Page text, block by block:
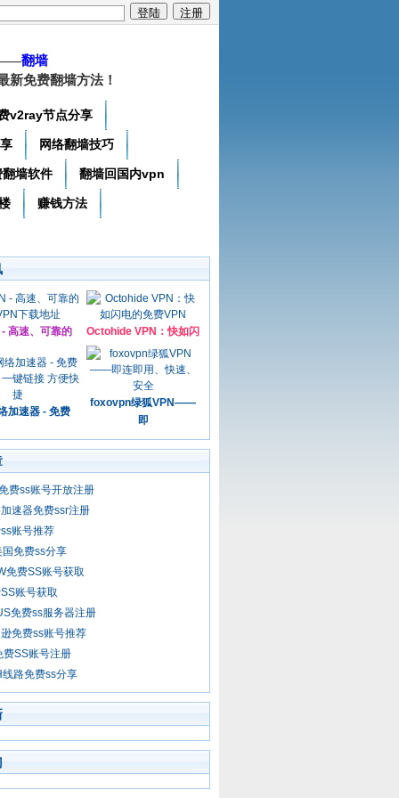
翻墙
新免费翻墙方法！
v2ray节点分享
网络翻墙技巧
翻墙软件 翻墙回国内vpn
赚钱方法
高速、可靠的 Octohide VPN：快如闪
加速器 - 免费
foxovpn绿狐VPN——
即
费ss账号开放注册
速器免费ssr注册
账号推荐
免费ss分享
免费SS账号获取
账号获取
免费ss服务器注册
免费ss账号推荐
费SS账号注册
路免费ss分享